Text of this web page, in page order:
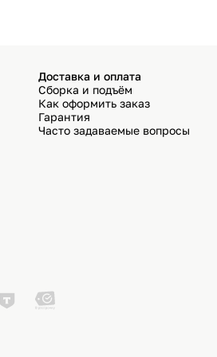
Доставка и оплата
Сборка и подъём
Как оформить заказ
Гарантия
Часто задаваемые вопросы